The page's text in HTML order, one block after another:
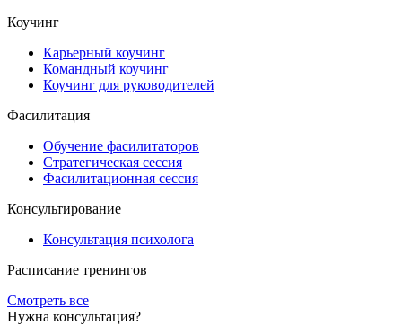
Коучинг
Карьерный коучинг
Командный коучинг
Коучинг для руководителей
Фасилитация
Обучение фасилитаторов
Стратегическая сессия
Фасилитационная сессия
Консультирование
Консультация психолога
Расписание тренингов
Смотреть все
Нужна консультация?